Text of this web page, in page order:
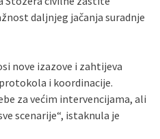
daljnjeg jačanja suradnje
nove izazove i zahtijeva
i koordinacije.
za većim intervencijama, ali
scenarije“, istaknula je